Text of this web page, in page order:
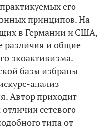
его
принципов. На
в Германии и США,
различия и общие
экоактивизма.
базы избраны
­анализ
Автор приходит
сетевого
типа от